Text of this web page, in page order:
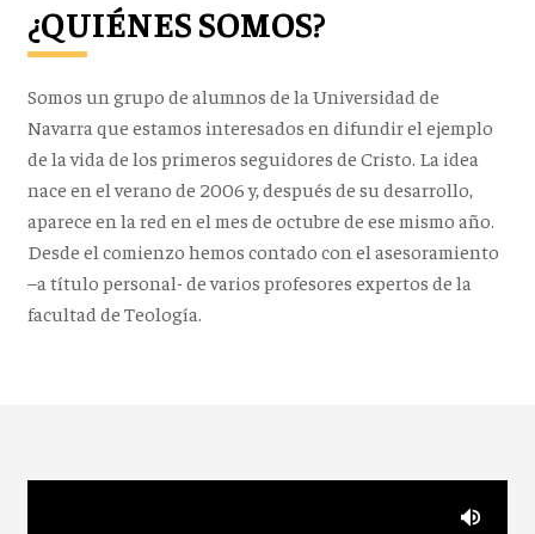
¿QUIÉNES SOMOS?
Somos un grupo de alumnos de la Universidad de
Navarra que estamos interesados en difundir el ejemplo
de la vida de los primeros seguidores de Cristo. La idea
nace en el verano de 2006 y, después de su desarrollo,
aparece en la red en el mes de octubre de ese mismo año.
Desde el comienzo hemos contado con el asesoramiento
–a título personal- de varios profesores expertos de la
facultad de Teología.